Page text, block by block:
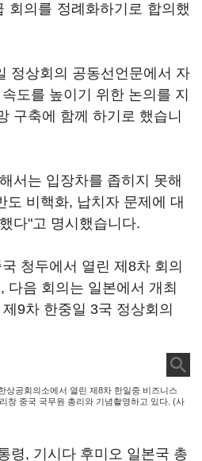
회의를 정례화하기로 합의했
정상회의 공동선언문에서 자
도를 높이기 위한 논의를 지
구축에 함께 하기로 했습니
서는 입장차를 좁히지 못해
도 비핵화, 납치자 문제에 대
다"고 명시했습니다.
청두에서 열린 제8차 회의
다음 회의는 일본에서 개최
9차 한중일 3국 정상회의
상공회의소에서 열린 제8차 한일중 비즈니스
창 중국 국무원 총리와 기념촬영하고 있다. (사
령, 기시다 후미오 일본국 총